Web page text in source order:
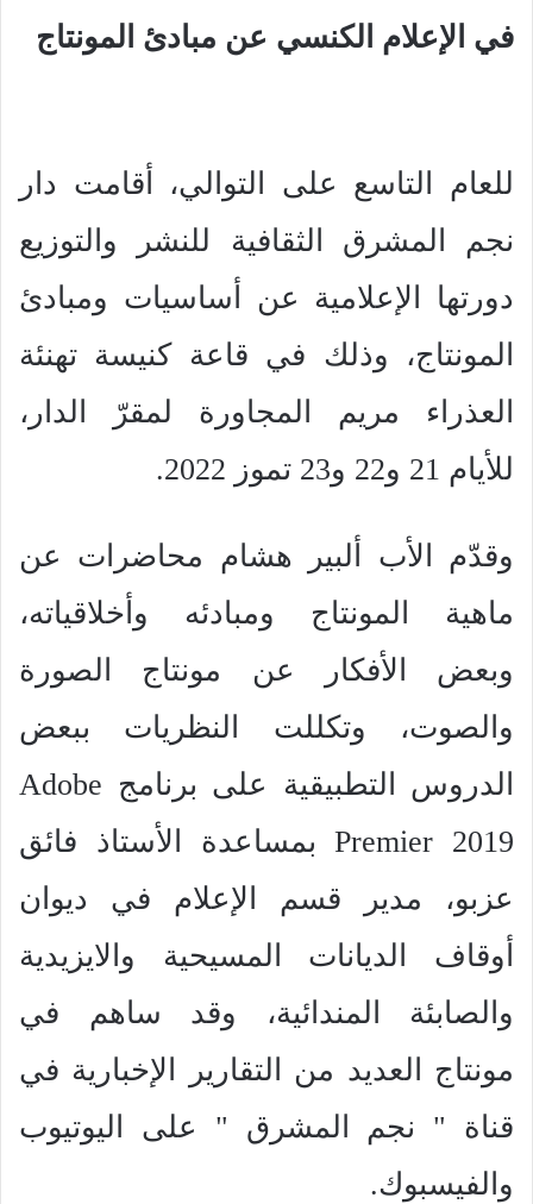
في الإعلام الكنسي عن مبادئ المونتاج
للعام التاسع على التوالي، أقامت دار
نجم المشرق الثقافية للنشر والتوزيع
دورتها الإعلامية عن أساسيات ومبادئ
المونتاج، وذلك في قاعة كنيسة تهنئة
العذراء مريم المجاورة لمقرّ الدار،
للأيام 21 و22 و23 تموز 2022.
وقدّم الأب ألبير هشام محاضرات عن
ماهية المونتاج ومبادئه وأخلاقياته،
وبعض الأفكار عن مونتاج الصورة
والصوت، وتكللت النظريات ببعض
الدروس التطبيقية على برنامج Adobe
Premier 2019بمساعدة الأستاذ فائق
عزبو، مدير قسم الإعلام في ديوان
أوقاف الديانات المسيحية والايزيدية
والصابئة المندائية، وقد ساهم في
مونتاج العديد من التقارير الإخبارية في
قناة " نجم المشرق " على اليوتيوب
والفيسبوك.